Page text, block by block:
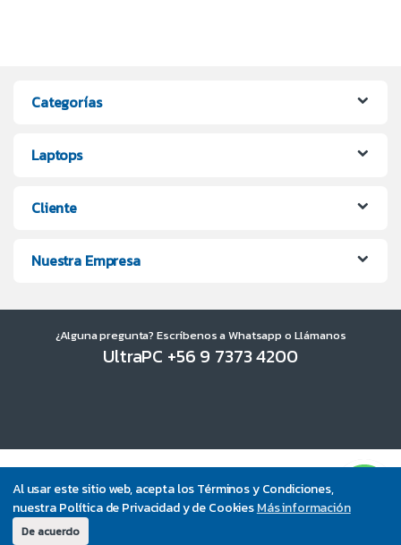
Al usar este sitio web, acepta los Términos y Condiciones,
nuestra Política de Privacidad y de CookiesMás información
De acuerdo
Categorías
Laptops
Cliente
Nuestra Empresa
¿Alguna pregunta? Escríbenos a Whatsapp o Llámanos
UltraPC +56 9 7373 4200